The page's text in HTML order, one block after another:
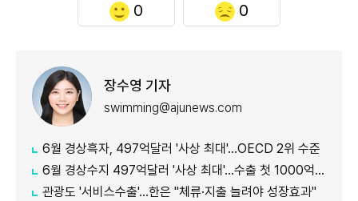
0 0
장수영 기자
swimming@ajunews.com
6월 경상흑자, 497억달러 '사상 최대'…OECD 2위 수준
6월 경상수지 497억달러 '사상 최대'…수출 첫 1000억달러 돌파
관광도 '서비스수출'…한은 "체류·지출 늘려야 성장효과"